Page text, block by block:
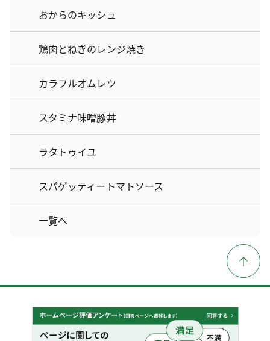
おからのキッシュ
鶏肉とねぎのレンジ焼き
カラフルオムレツ
スタミナ味噌豚丼
ラタトゥイユ
スパゲッティートマトソース
一覧へ